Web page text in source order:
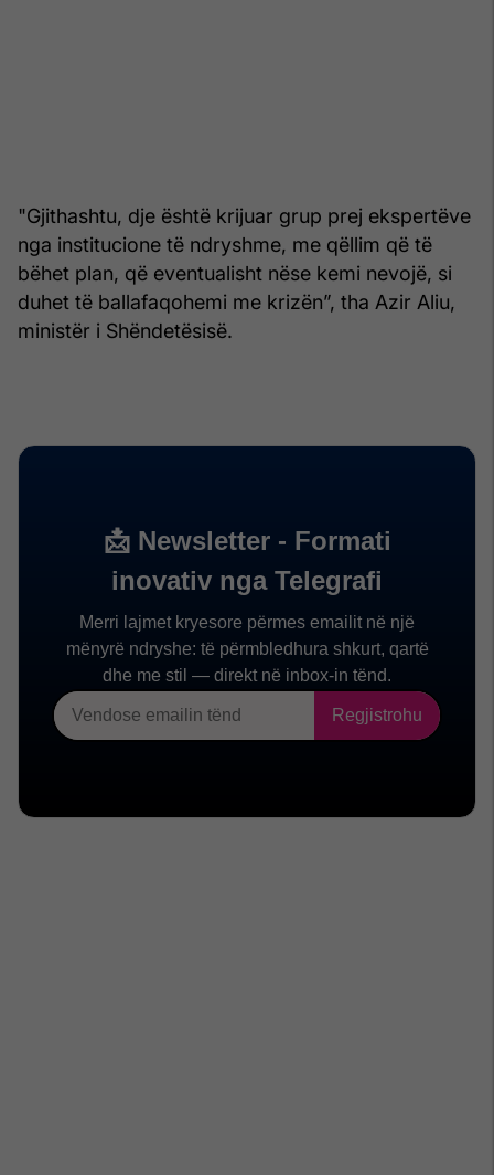
"Gjithashtu, dje është krijuar grup prej ekspertëve
nga institucione të ndryshme, me qëllim që të
bëhet plan, që eventualisht nëse kemi nevojë, si
duhet të ballafaqohemi me krizën”, tha Azir Aliu,
ministër i Shëndetësisë.